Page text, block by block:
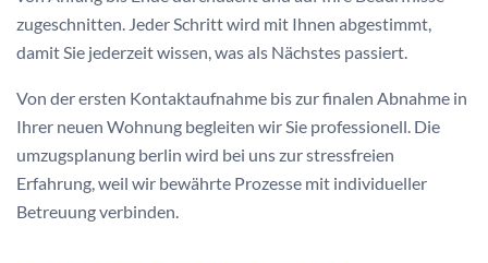
zugeschnitten. Jeder Schritt wird mit Ihnen abgestimmt,
damit Sie jederzeit wissen, was als Nächstes passiert.
Von der ersten Kontaktaufnahme bis zur finalen Abnahme in
Ihrer neuen Wohnung begleiten wir Sie professionell. Die
umzugsplanung berlin wird bei uns zur stressfreien
Erfahrung, weil wir bewährte Prozesse mit individueller
Betreuung verbinden.